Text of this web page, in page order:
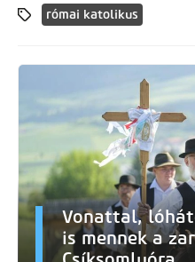
római katolikus
Vonattal,
is mennek a